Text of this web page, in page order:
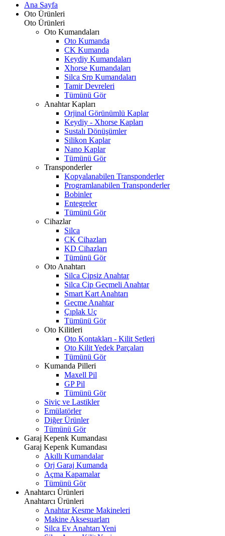
Ana Sayfa
Oto Ürünleri
Oto Ürünleri
Oto Kumandaları
Oto Kumanda
CK Kumanda
Keydiy Kumandaları
Xhorse Kumandaları
Silca Srp Kumandaları
Tamir Devreleri
Tümünü Gör
Anahtar Kapları
Orjinal Görünümlü Kaplar
Keydiy - Xhorse Kapları
Sustalı Dönüşümler
Silikon Kaplar
Nano Kaplar
Tümünü Gör
Transponderler
Kopyalanabilen Transponderler
Programlanabilen Transponderler
Bobinler
Entegreler
Tümünü Gör
Cihazlar
Silca
CK Cihazları
KD Cihazları
Tümünü Gör
Oto Anahtarı
Silca Çipsiz Anahtar
Silca Çip Geçmeli Anahtar
Smart Kart Anahtarı
Geçme Anahtar
Çıplak Uç
Tümünü Gör
Oto Kilitleri
Oto Kontakları - Kilit Setleri
Oto Kilit Yedek Parçaları
Tümünü Gör
Kumanda Pilleri
Maxell Pil
GP Pil
Tümünü Gör
Siviç ve Lastikler
Emülatörler
Diğer Ürünler
Tümünü Gör
Garaj Kepenk Kumandası
Garaj Kepenk Kumandası
Akıllı Kumandalar
Orj Garaj Kumanda
Açma Kapamalar
Tümünü Gör
Anahtarcı Ürünleri
Anahtarcı Ürünleri
Anahtar Kesme Makineleri
Makine Aksesuarları
Silca Ev Anahtarı Yeni